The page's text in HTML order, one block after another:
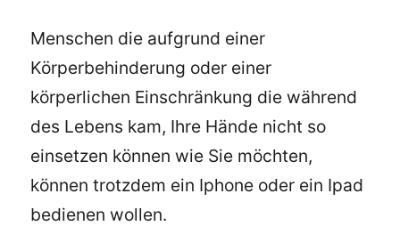
Menschen die aufgrund einer
Körperbehinderung oder einer
körperlichen Einschränkung die während
des Lebens kam, Ihre Hände nicht so
einsetzen können wie Sie möchten,
können trotzdem ein Iphone oder ein Ipad
bedienen wollen.